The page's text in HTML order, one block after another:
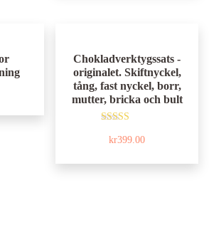
Chokladverktygssats -
originalet. Skiftnyckel,
tång, fast nyckel, borr,
mutter, bricka och bult
4.97
kr399.00